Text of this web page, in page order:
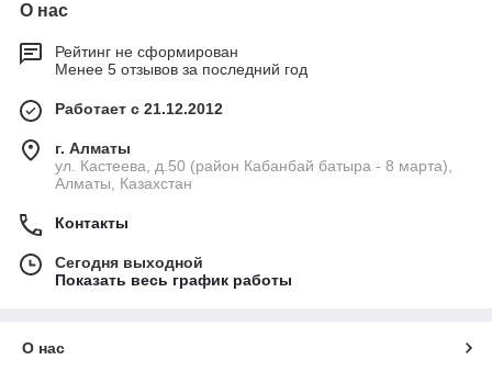
О нас
Рейтинг не сформирован
Менее 5 отзывов за последний год
Работает с 21.12.2012
г. Алматы
ул. Кастеева, д.50 (район Кабанбай батыра - 8 марта),
Алматы, Казахстан
Контакты
Сегодня выходной
Показать весь график работы
О нас